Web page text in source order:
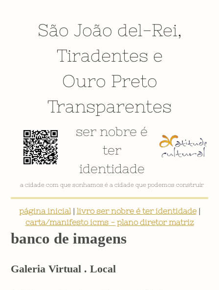
São João del-Rei,
Tiradentes e
Ouro Preto
Transparentes
ser nobre é
ter
identidade
a cidade com que sonhamos é a cidade que podemos construir
página inicial| livro ser nobre é ter identidade|
carta/manifesto icms - plano diretor matriz
banco de imagens
Galeria Virtual . Local